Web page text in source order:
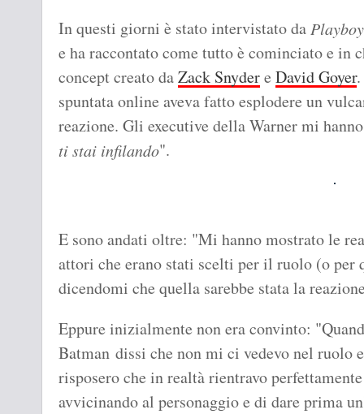
In questi giorni è stato intervistato da
e ha raccontato come tutto è cominciato e in
concept creato daZack Snydere David Goyer
spuntata online aveva fatto esplodere un
reazione. Gli executive della Warner mi
ti stai infilando".
E sono andati oltre: "Mi hanno mostrato le
attori che erano stati scelti per il ruolo (o per
dicendomi che quella sarebbe stata la
Eppure inizialmente non era convinto:
Batman dissi che non mi ci vedevo nel ruolo
risposero che in realtà rientravo
avvicinando al personaggio e di dare prima